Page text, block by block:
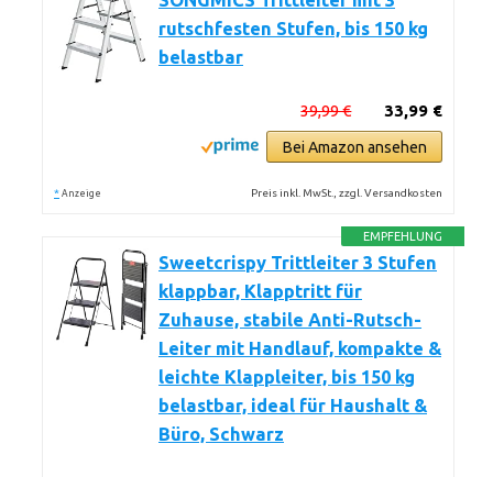
rutschfesten Stufen, bis 150 kg
belastbar
33,99 €
39,99 €
Bei Amazon ansehen
* Anzeige Preis inkl. MwSt., zzgl. Versandkosten
EMPFEHLUNG
Sweetcrispy Trittleiter 3 Stufen
klappbar, Klapptritt für
Zuhause, stabile Anti-Rutsch-
Leiter mit Handlauf, kompakte &
leichte Klappleiter, bis 150 kg
belastbar, ideal für Haushalt &
Büro, Schwarz